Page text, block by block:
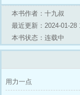
本书作者：十九叔
最近更新：2024-
本书状态：连载中
用力一点